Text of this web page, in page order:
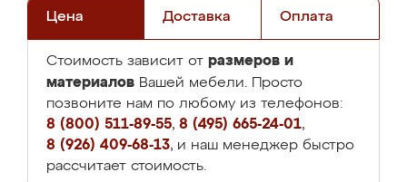
Цена Доставка Оплата
Стоимость зависит от размеров и
материалов Вашей мебели. Просто
позвоните нам по любому из телефонов:
8 (800) 511-89-55, 8 (495) 665-24-01,
8 (926) 409-68-13, и наш менеджер быстро
рассчитает стоимость.